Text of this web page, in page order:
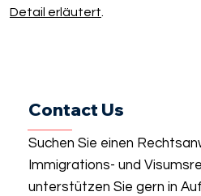
Detail erläutert
Contact Us
Suchen Sie einen
Immigrations- und
unterstützen Sie gern in